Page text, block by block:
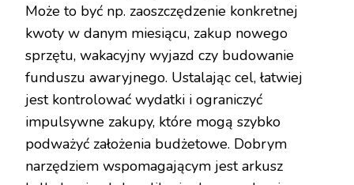
Może to być np. zaoszczędzenie konkretnej
kwoty w danym miesiącu, zakup nowego
sprzętu, wakacyjny wyjazd czy budowanie
funduszu awaryjnego. Ustalając cel, łatwiej
jest kontrolować wydatki i ograniczyć
impulsywne zakupy, które mogą szybko
podważyć założenia budżetowe. Dobrym
narzędziem wspomagającym jest arkusz